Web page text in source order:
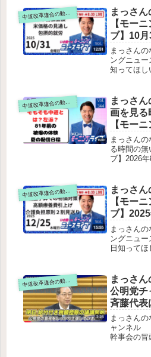
/ 中道動
治ニュー
キスト要約
治の規制
①偽情報・
対策②プラ
（
広告の「量
ルールの不
ラファン
中道改革連合の動画をテキスト要約
まっさ
【モー
ブ】10
しい今
いさ進一
報 ・ ニ
をテキス
まっさん
ングニュー
知ってほし
ュース /
頭トピック
ース：米中
米価格と
向生産・在
家への還
ームの支援
地歩道整
中道改革連合の動画をテキスト要約
まっさ
画を見る
【モー
月6日（
のニュー
が生解説
中道動
まっさん
る時間の無
ブ】2026
治ニュー
キスト要約
番組「そ
定と“中道”
議論国際
者の証言紹
ケジュー
中道改革連合の動画をテキスト要約
まっさ
【モー
ブ】
しい今日
いさ進一
報 ・ ニ
をテキス
まっさん
ングニュー
日知って
治ニュース
約冒頭ト
予算：物価
給付（1人2
補助■ 地方
医療・介
額療養費制
保険「2割
中道改革連合の動画をテキスト要約
まっさ
公明党
斉藤代表
挨拶で
ついて
キストで
まっさん
ャンネル
幹事会の冒